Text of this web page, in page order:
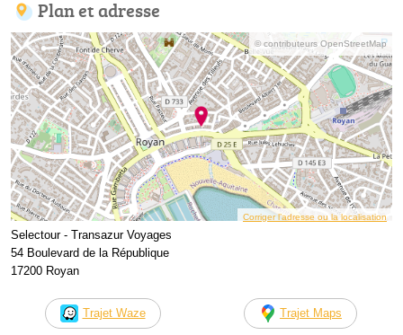
Plan et adresse
© contributeurs OpenStreetMap
Corriger l’adresse ou la localisation
Selectour - Transazur Voyages
54 Boulevard de la République
17200 Royan
Trajet Waze Trajet Maps